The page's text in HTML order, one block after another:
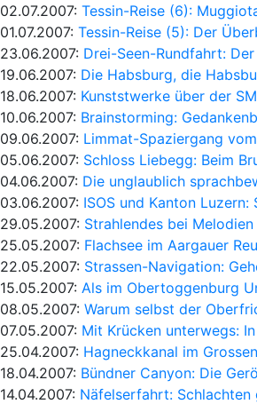
02.07.2007: Tessin-Reise (6):
01.07.2007: Tessin-Reise (5): Der
23.06.2007: Drei-Seen-Rundfahrt:
19.06.2007: Die Habsburg, die
18.06.2007: Kunststwerke über der
10.06.2007: Brainstorming:
09.06.2007: Limmat-Spaziergang
05.06.2007: Schloss Liebegg: Beim
04.06.2007: Die unglaublich
03.06.2007: ISOS und Kanton
29.05.2007: Strahlendes bei
25.05.2007: Flachsee im Aargauer
22.05.2007: Strassen-Navigation:
15.05.2007: Als im Obertoggenburg
08.05.2007: Warum selbst der
07.05.2007: Mit Krücken unterwegs:
25.04.2007: Hagneckkanal im
18.04.2007: Bündner Canyon: Die
14.04.2007: Näfelserfahrt: